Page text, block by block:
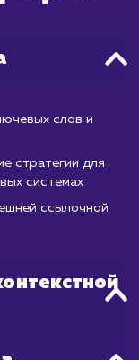
Наша
в итоге
уже
и
На